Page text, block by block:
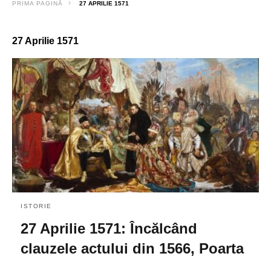
PRIMA PAGINĂ 27 APRILIE 1571
27 Aprilie 1571
ISTORIE
27 Aprilie 1571: Încălcând
clauzele actului din 1566, Poarta